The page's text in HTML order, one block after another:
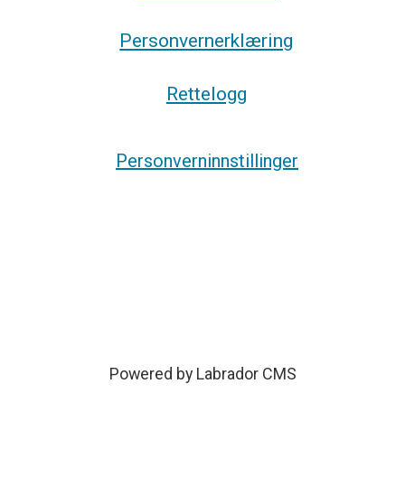
Personvernerklæring
Rettelogg
Personverninnstillinger
Powered by Labrador CMS